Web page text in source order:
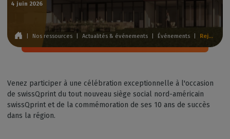
4 juin 2026
Nos ressources Actualités & événements Événements Rejoignez Caldera pour célébrer une étape importante du secteur
Venez participer à une célébration exceptionnelle à l'occasion
de swissQprint du tout nouveau siège social nord-américain
swissQprint et de la commémoration de ses 10 ans de succès
dans la région.